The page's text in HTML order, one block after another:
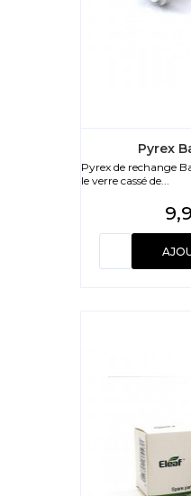
Pyrex
Pyrex de rechange
le verre cassé de...